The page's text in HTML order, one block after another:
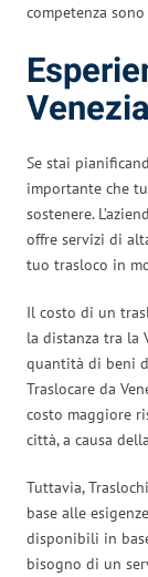
competenza
Se stai
importante che
sostenere.
offre servizi di
tuo trasloco in
Il costo di un
la distanza tra la
quantità di beni
Traslocare da
costo maggiore
città, a causa
Tuttavia,
base alle
disponibili in
bisogno di un